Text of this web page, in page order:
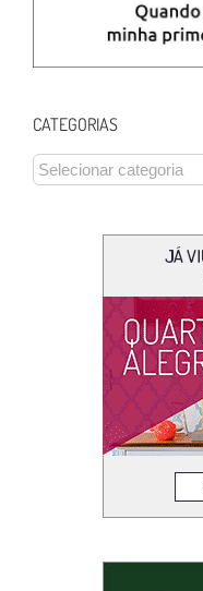
CATEGORIAS
CATEGORIAS